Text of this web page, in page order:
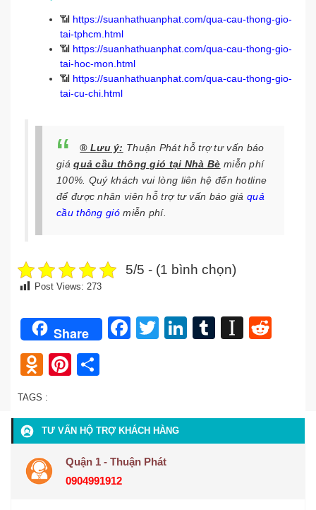
📶 https://suanhathuanphat.com/qua-cau-thong-gio-
tai-tphcm.html
📶 https://suanhathuanphat.com/qua-cau-thong-gio-
tai-hoc-mon.html
📶 https://suanhathuanphat.com/qua-cau-thong-gio-
tai-cu-chi.html
® Lưu ý: Thuận Phát hỗ trợ tư vấn báo
giáquả cầu thông gió tại Nhà Bè miễn phí
100%. Quý khách vui lòng liên hệ đến hotline
để được nhân viên hỗ trợ tư vấn báo giáquả
cầu thông giómiễn phí.
5/5 - (1 bình chọn)
Post Views: 273
Share Facebook
TwitterLinkedIn
Tumblr
Odnoklassniki
Pinterest
TAGS :
TƯ VẤN HỘ TRỢ KHÁCH HÀNG
Quận 1 - Thuận Phát
0904991912